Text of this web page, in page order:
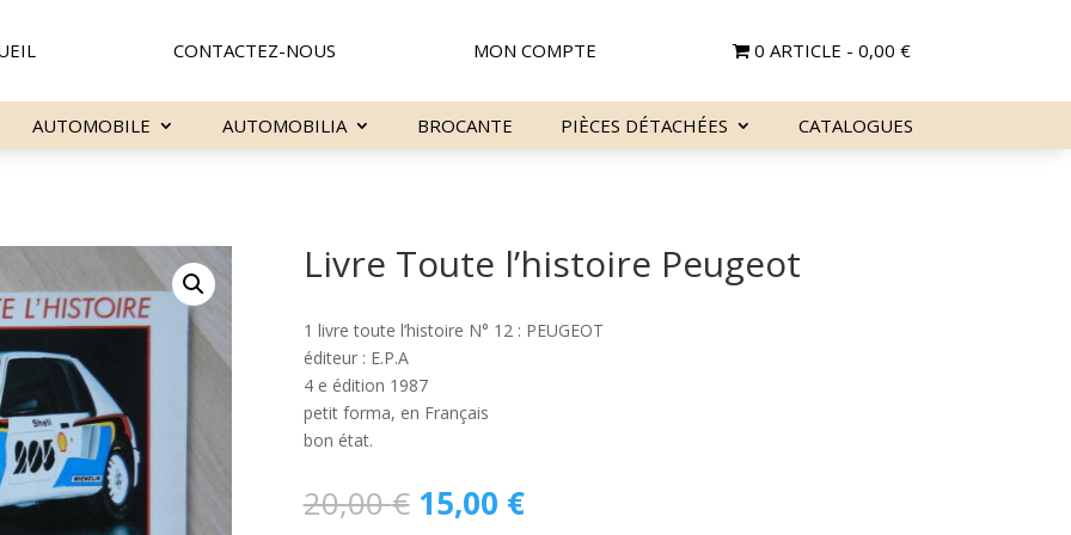
CONTACTEZ-NOUS MON COMPTE 0 ARTICLE 0,00 €
AUTOMOBILE AUTOMOBILIA BROCANTE PIÈCES DÉTACHÉES CATALOGUES
Livre Toute l’histoire Peugeot
1 livre toute l’histoire N° 12 : PEUGEOT
éditeur : E.P.A
4 e édition 1987
petit forma, en Français
bon état.
20,00€ Le
15,00 €Le